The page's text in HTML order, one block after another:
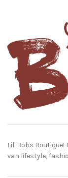
Lil' Bobs
van lifestyle,